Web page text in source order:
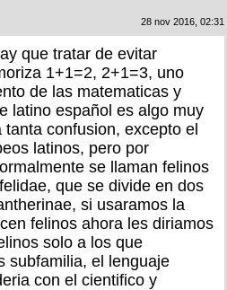
28 nov 2016, 02:31
que tratar de evitar
1+1=2, 2+1=3, uno
de las matematicas y
latino español es algo muy
confusion, excepto el
latinos, pero por
se llaman felinos
que se divide en dos
si usaramos la
felinos ahora les diriamos
solo a los que
subfamilia, el lenguaje
con el cientifico y